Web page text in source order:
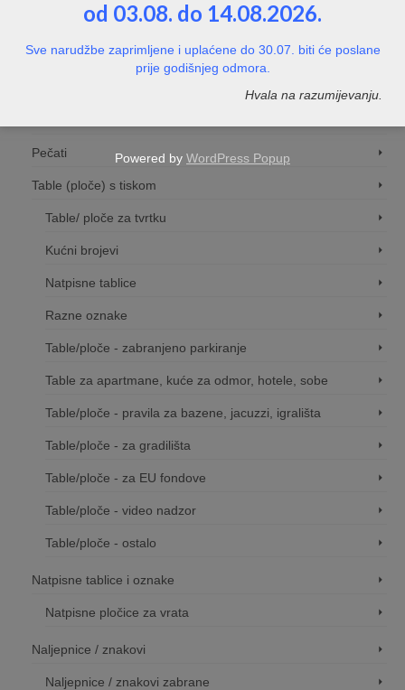
Etikete/naljepnice za med
Pečati
Table (ploče) s tiskom
Table/ ploče za tvrtku
Kućni brojevi
Natpisne tablice
Razne oznake
Table/ploče - zabranjeno parkiranje
Table za apartmane, kuće za odmor, hotele, sobe
Table/ploče - pravila za bazene, jacuzzi, igrališta
Table/ploče - za gradilišta
Table/ploče - za EU fondove
Table/ploče - video nadzor
Table/ploče - ostalo
Natpisne tablice i oznake
Natpisne pločice za vrata
Naljepnice / znakovi
Naljepnice / znakovi zabrane
od 03.08. do 14.08.2026.
Sve narudžbe zaprimljene i uplaćene do 30.07. biti će poslane
prije godišnjeg odmora.
Hvala na razumijevanju.
Powered by WordPress Popup